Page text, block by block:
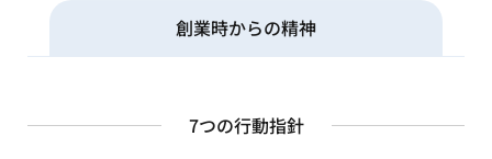
創業時からの精神
7つの行動指針